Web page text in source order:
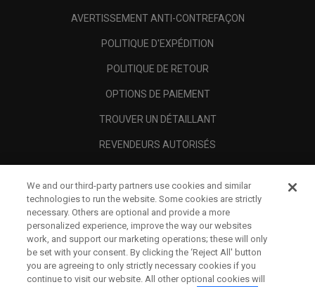
AVERTISSEMENT ANTI-CONTREFAÇON
POLITIQUE D'EXPÉDITION
POLITIQUE DE RETOUR
OPTIONS DE PAIEMENT
TROUVER UN DÉTAILLANT
REVENDEURS AUTORISÉS
A PROPOS
MENTIONS LÉGALES
We and our third-party partners use cookies and similar
technologies to run the website. Some cookies are strictly
necessary. Others are optional and provide a more
personalized experience, improve the way our websites
work, and support our marketing operations; these will only
be set with your consent. By clicking the ‘Reject All' button
you are agreeing to only strictly necessary cookies if you
continue to visit our website. All other optional cookies will